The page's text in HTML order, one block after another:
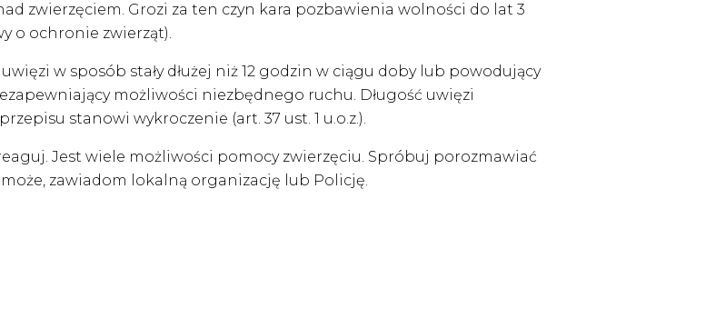
zwierzęciem. Grozi za ten czyn kara pozbawienia wolności do lat 3
o ochronie zwierząt).
w sposób stały dłużej niż 12 godzin w ciągu doby lub powodujący
możliwości niezbędnego ruchu. Długość uwięzi
stanowi wykroczenie (art. 37 ust. 1 u.o.z.).
Jest wiele możliwości pomocy zwierzęciu. Spróbuj porozmawiać
zawiadom lokalną organizację lub Policję.